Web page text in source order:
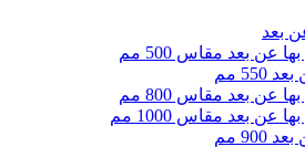
بعد
بعد مقاس 500 مم
مم
بعد مقاس 800 مم
بعد مقاس 1000 مم
مم